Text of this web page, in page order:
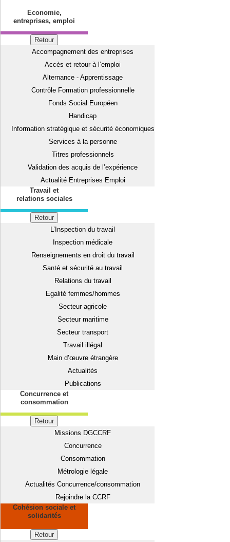
Economie,
entreprises, emploi
Retour
Accompagnement des entreprises
Accès et retour à l’emploi
Alternance - Apprentissage
Contrôle Formation professionnelle
Fonds Social Européen
Handicap
Information stratégique et sécurité économiques
Services à la personne
Titres professionnels
Validation des acquis de l’expérience
Actualité Entreprises Emploi
Travail et
relations sociales
Retour
L’Inspection du travail
Inspection médicale
Renseignements en droit du travail
Santé et sécurité au travail
Relations du travail
Egalité femmes/hommes
Secteur agricole
Secteur maritime
Secteur transport
Travail illégal
Main d’œuvre étrangère
Actualités
Publications
Concurrence et
consommation
Retour
Missions DGCCRF
Concurrence
Consommation
Métrologie légale
Actualités Concurrence/consommation
Rejoindre la CCRF
Cohésion sociale et
solidarités
Retour